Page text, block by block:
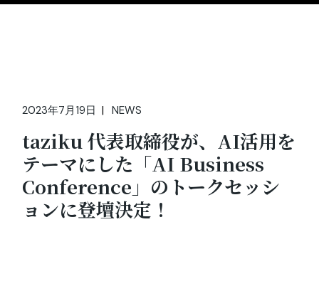
2023年7月19日 NEWS
taziku 代表取締役が、AI活用を
テーマにした「AI Business
Conference」のトークセッシ
ョンに登壇決定！